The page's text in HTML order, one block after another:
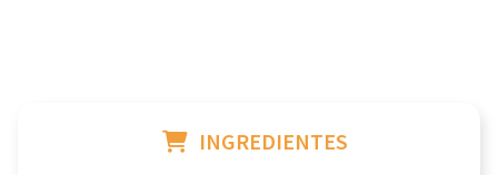
INGREDIENTES